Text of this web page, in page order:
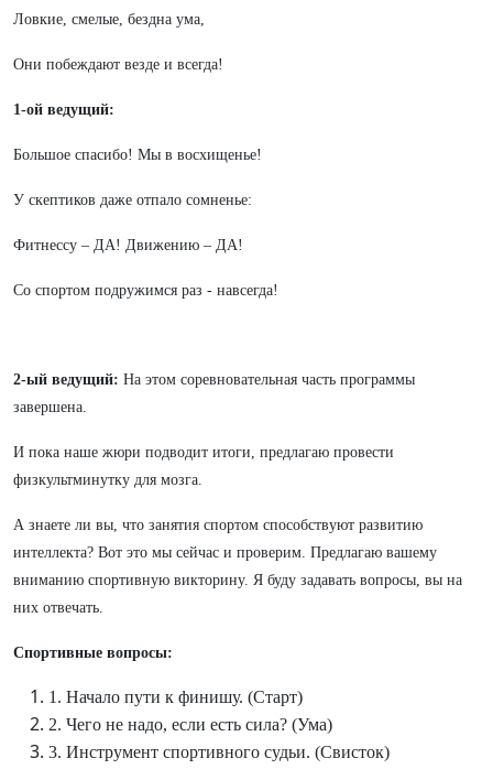
Ловкие, смелые, бездна ума,
Они побеждают везде и всегда!
1-ой ведущий:
Большое спасибо! Мы в восхищенье!
У скептиков даже отпало сомненье:
Фитнессу – ДА! Движению – ДА!
Со спортом подружимся раз - навсегда!
2-ый ведущий: На этом соревновательная часть программы
завершена.
И пока наше жюри подводит итоги, предлагаю провести
физкультминутку для мозга.
А знаете ли вы, что занятия спортом способствуют развитию
интеллекта? Вот это мы сейчас и проверим. Предлагаю вашему
вниманию спортивную викторину. Я буду задавать вопросы, вы на
них отвечать.
Спортивные вопросы:
1. Начало пути к финишу. (Старт)
2. Чего не надо, если есть сила? (Ума)
3. Инструмент спортивного судьи. (Свисток)